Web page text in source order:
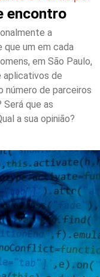
encontro
a
que um em cada
em São Paulo,
aplicativos de
número de parceiros
Será que as
a sua opinião?